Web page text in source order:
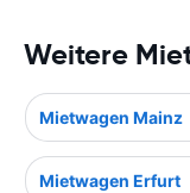
Weitere
Mietwagen Mainz
Mietwagen Erfurt